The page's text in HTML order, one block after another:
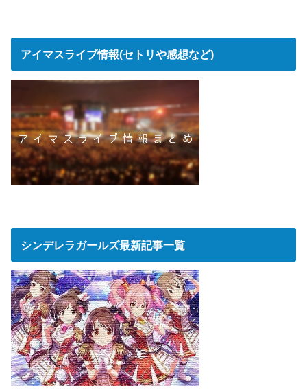
アイマスライブ情報(セトリや感想など)
シンデレラガールズ最新記事一覧